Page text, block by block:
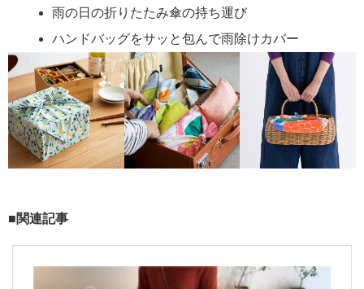
雨の日の折りたたみ傘の持ち運び
ハンドバッグをサッと包んで雨除けカバー
■関連記事